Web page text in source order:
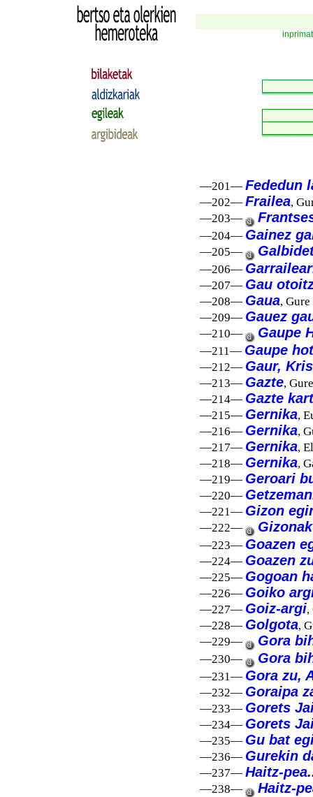
—201— Fededun
—202— Frailea,
—203—
—204— Gainez
—205—
—206—
—207— Gau
—208— Gaua,
—209— Gauez
—210— Gaupe
—211— Gaupe
—212— Gaur,
—213— Gazte,
—214— Gazte
—215— Gernika,
—216— Gernika,
—217— Gernika,
—218— Gernika,
—219— Geroari
—220—
—221— Gizon
—222—
—223— Goazen
—224— Goazen
—225— Gogoan
—226— Goiko
—227— Goiz-argi,
—228— Golgota,
—229—
Gora
—230— Gora
—231— Gora zu,
—232— Goraipa
—233— Gorets
—234— Gorets
—235— Gu bat
—236— Gurekin
—237— Haitz-
—238— Haitz-